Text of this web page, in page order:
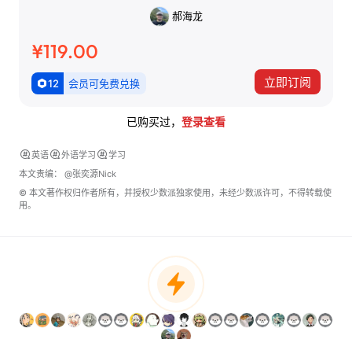
郝海龙
¥119.00
12 会员可免费兑换 立即订阅
已购买过， 登录查看
英语 外语学习
学习
本文责编： @张奕源Nick
© 本文著作权归作者所有，并授权少数派独家使用，未经少数派许可，不得转载使
用。